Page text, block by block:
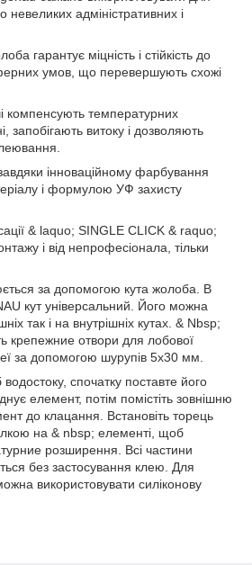
невеликих адміністративних і
гарантує міцність і стійкість до
умов, що перевершують схожі
компенсують температурних
запобігають витоку і дозволяють
інноваційному фарбування
і формулою УФ захисту
& laquo; SINGLE CLICK & raquo;
і від непрофесіонала, тільки
за допомогою кута жолоба. В
кут універсальний. Його можна
так і на внутрішніх кутах. & Nbsp;
крепежниe отвори для лобової
за допомогою шурупів 5х30 мм.
спочатку поставте його
елемент, потім помістіть зовнішню
до клацання. Встановіть торець
на & nbsp; елементі, щоб
розширення. Всі частини
без застосування клею. Для
використовувати силіконову